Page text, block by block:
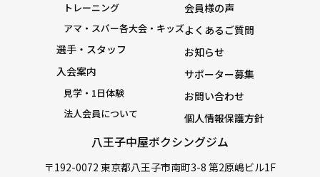
八王子中屋ボクシングジム
〒192-0072 東京都八王子市南町3-8 第2原嶋ビル1F
トレーニング
アマ・スパー各大会・キッズ
選手・スタッフ
入会案内
見学・1日体験
法人会員について
会員様の声
よくあるご質問
お知らせ
サポーター募集
お問い合わせ
個人情報保護方針